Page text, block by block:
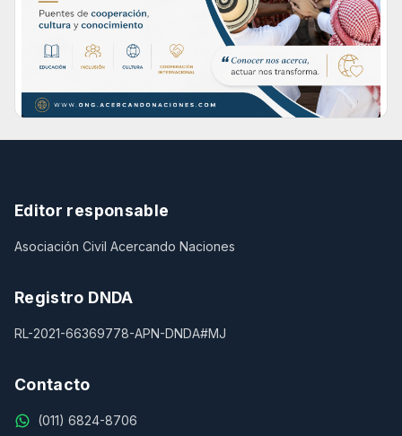
Editor responsable
Asociación Civil Acercando Naciones
Registro DNDA
RL-2021-66369778-APN-DNDA#MJ
Contacto
(011) 6824-8706